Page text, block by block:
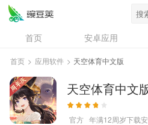
首页 安卓应用
资讯
专题
问答
首页 > 应用软件 > 天空体育中文版
天空体育中文
官方 年满12周岁下载